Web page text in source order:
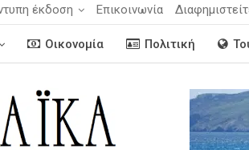
έκδοση Επικοινωνία
Οικονομία Πολιτική